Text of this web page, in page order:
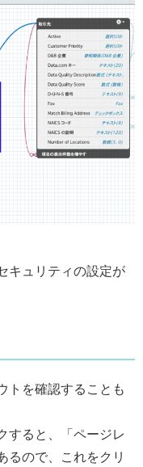
キュリティの設定が
トを確認することも
すると、「ページレ
るので、これをクリ